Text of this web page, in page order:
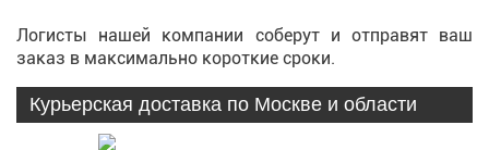
Логисты нашей компании соберут и отправят ваш
заказ в максимально короткие сроки.
Курьерская доставка по Москве и области